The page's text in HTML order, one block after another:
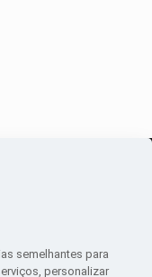
semelhantes para
personalizar